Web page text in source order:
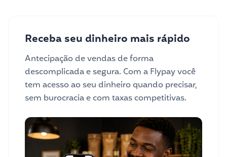
Receba seu dinheiro mais rápido
Antecipação de vendas de forma
descomplicada e segura. Com a Flypay você
tem acesso ao seu dinheiro quando precisar,
sem burocracia e com taxas competitivas.